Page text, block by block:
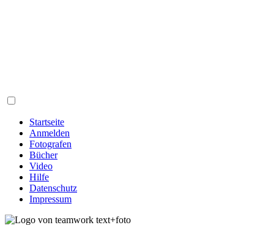
Startseite
Anmelden
Fotografen
Bücher
Video
Hilfe
Datenschutz
Impressum